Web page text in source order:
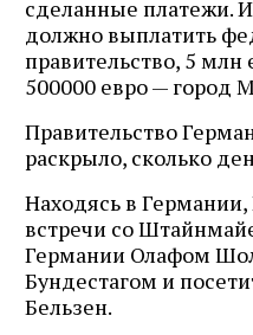
сделанные платежи.
должно выплатить
правительство, 5 млн
500000 евро — город
Правительство
раскрыло, сколько
Находясь в
встречи со
Германии Олафом
Бундестагом и
Бельзен.